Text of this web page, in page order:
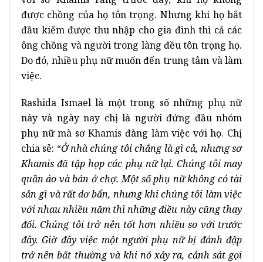
được chồng của họ tôn trọng. Nhưng khi họ bắt
đầu kiếm được thu nhập cho gia đình thì cả các
ông chồng và người trong làng đều tôn trọng họ.
Do đó, nhiều phụ nữ muốn đến trung tâm và làm
việc.
Rashida Ismael là một trong số những phụ nữ
này và ngày nay chị là người đứng đầu nhóm
phụ nữ mà sơ Khamis đàng làm việc với họ. Chị
chia sẻ: “Ở nhà chúng tôi chẳng là gì cả, nhưng sơ
Khamis đã tập họp các phụ nữ lại. Chúng tôi may
quần áo và bán ở chợ. Một số phụ nữ không có tài
sản gì và rất dơ bẩn, nhưng khi chúng tôi làm việc
với nhau nhiều năm thì những điều này cũng thay
đổi. Chúng tôi trở nên tốt hơn nhiều so với trước
đây. Giờ đây việc một người phụ nữ bị đánh đập
trở nên bất thường và khi nó xảy ra, cảnh sát gọi